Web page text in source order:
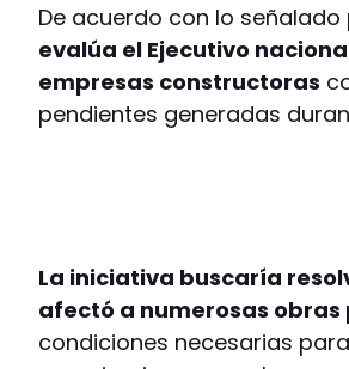
De acuerdo con lo señalado
evalúa el Ejecutivo
empresas constructoras
pendientes generadas
La iniciativa buscaría
afectó a numerosas
condiciones necesarias